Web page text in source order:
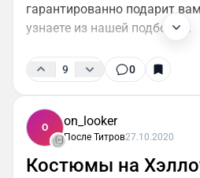
гарантированно подарит
узнаете из нашей подборки.
9 0
O on_looker
После Титров27.10.2020
Костюмы на